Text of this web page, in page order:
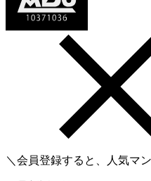
＼会員登録すると、人気マ